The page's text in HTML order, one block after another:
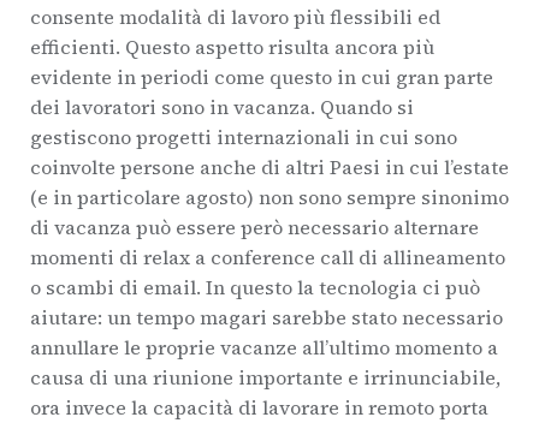
consente modalità di lavoro più flessibili ed
efficienti. Questo aspetto risulta ancora più
evidente in periodi come questo in cui gran parte
dei lavoratori sono in vacanza. Quando si
gestiscono progetti internazionali in cui sono
coinvolte persone anche di altri Paesi in cui l’estate
(e in particolare agosto) non sono sempre sinonimo
di vacanza può essere però necessario alternare
momenti di relax a conference call di allineamento
o scambi di email. In questo la tecnologia ci può
aiutare: un tempo magari sarebbe stato necessario
annullare le proprie vacanze all’ultimo momento a
causa di una riunione importante e irrinunciabile,
ora invece la capacità di lavorare in remoto porta